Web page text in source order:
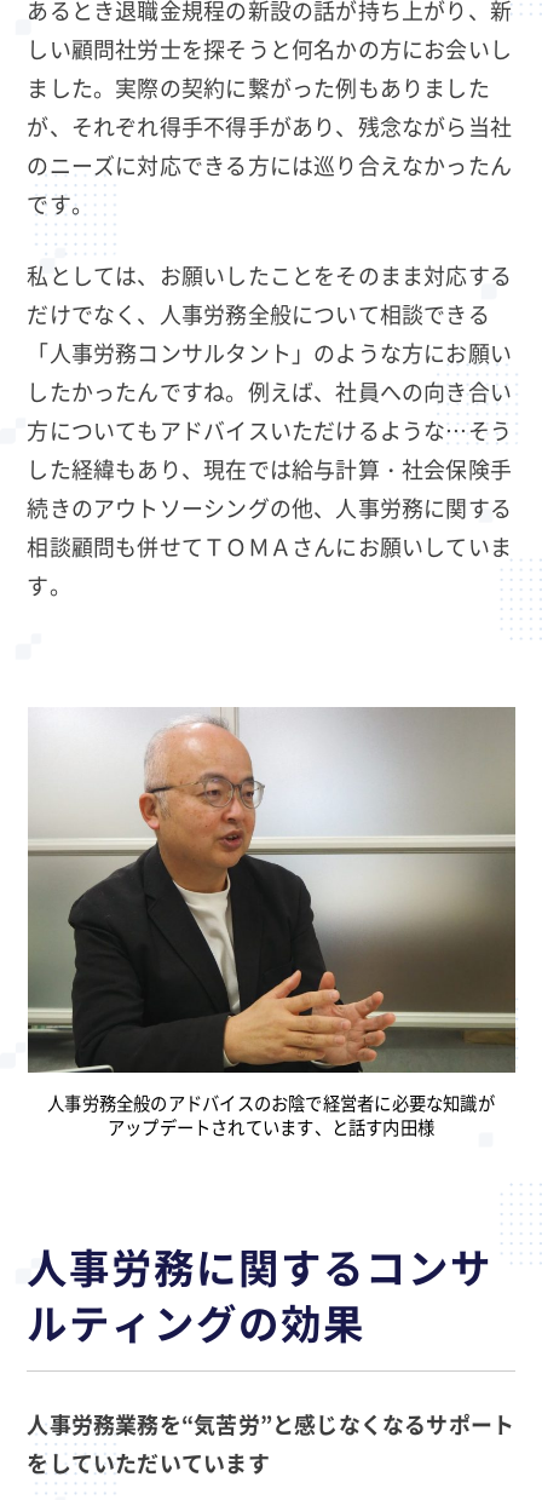
あるとき退職金規程の新設の話が持ち上がり、新
しい顧問社労士を探そうと何名かの方にお会いし
ました。実際の契約に繋がった例もありました
が、それぞれ得手不得手があり、残念ながら当社
のニーズに対応できる方には巡り合えなかったん
です。
私としては、お願いしたことをそのまま対応する
だけでなく、人事労務全般について相談できる
「人事労務コンサルタント」のような方にお願い
したかったんですね。例えば、社員への向き合い
方についてもアドバイスいただけるような…そう
した経緯もあり、現在では給与計算・社会保険手
続きのアウトソーシングの他、人事労務に関する
相談顧問も併せてＴＯＭＡさんにお願いしていま
す。
人事労務全般のアドバイスのお陰で経営者に必要な知識が
アップデートされています、と話す内田様
人事労務に関するコンサ
ルティングの効果
人事労務業務を“気苦労”と感じなくなるサポート
をしていただいています